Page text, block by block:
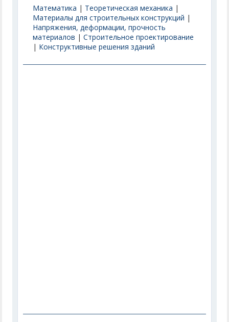
Математика | Теоретическая механика |
Материалы для строительных конструкций |
Напряжения, деформации, прочность
материалов |Строительное проектирование
| Конструктивные решения зданий